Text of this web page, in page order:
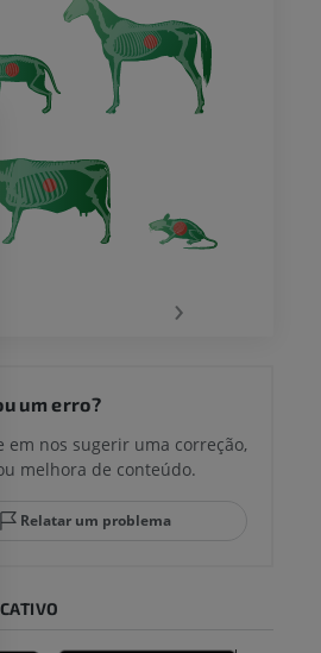
›
um erro?
em nos sugerir uma correção,
melhora de conteúdo.
Relatar um problema